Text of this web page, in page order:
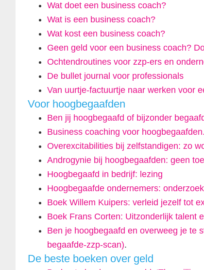
Wat doet een business coach?
Wat is een business coach?
Wat kost een business coach?
Geen geld voor een business coach?
Ochtendroutines voor zzp-ers en
De bullet journal voor professionals
Van uurtje-factuurtje naar werken voor
Voor hoogbegaafden
Ben jij hoogbegaafd of bijzonder
Business coaching voor
Overexcitabilities bij zelfstandigen: zo
Androgynie bij hoogbegaafden: geen
Hoogbegaafd in bedrijf: lezing
Hoogbegaafde ondernemers:
Boek Willem Kuipers: verleid jezelf tot
Boek Frans Corten: Uitzonderlijk talent
Ben je hoogbegaafd en overweeg je te
begaafde-zzp-scan).
De beste boeken over geld